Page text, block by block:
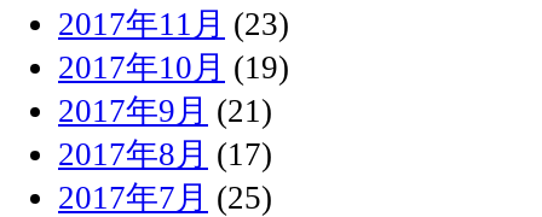
2017年11月 (23)
2017年10月 (19)
2017年9月 (21)
2017年8月 (17)
2017年7月 (25)